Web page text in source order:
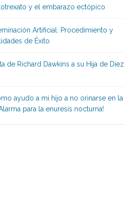
y el embarazo ectópico
Artificial: Procedimiento y
de Éxito
de Richard Dawkins a su Hija de Diez
ayudo a mi hijo a no orinarse en la
para la enuresis nocturna!